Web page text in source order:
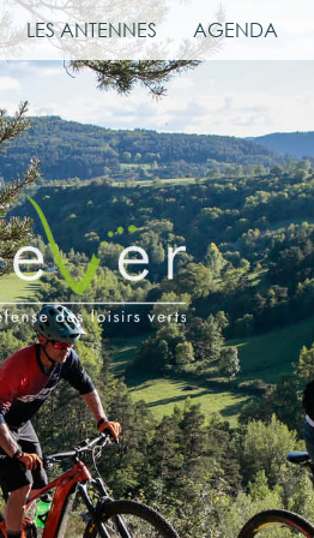
LES ANTENNES AGENDA